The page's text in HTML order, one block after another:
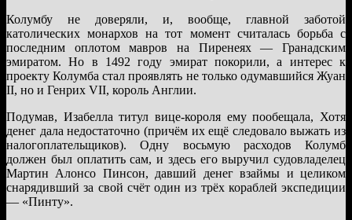
Колумбу не доверяли, и, вообще, главной заботой
католических монархов на тот момент считалась борьба с
последним оплотом мавров на Пиренеях — Гранадским
эмиратом. Но в 1492 году эмират покорили, а интерес к
проекту Колумба стал проявлять не только одумавшийся Жуан
II, но и Генрих VII, король Англии.
Подумав, Изабелла титул вице-короля ему пообещала, Хотя
денег дала недостаточно (причём их ещё следовало выжать из
налогоплательщиков). Одну восьмую расходов Колумб
должен был оплатить сам, и здесь его выручил судовладелец
Мартин Алонсо Пинсон, давший денег взаймы и целиком
снарядивший за свой счёт один из трёх кораблей экспедиции
— «Пинту».